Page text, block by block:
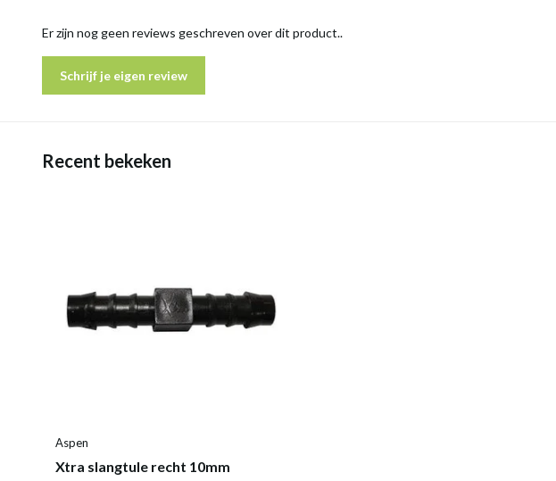
Er zijn nog geen reviews geschreven over dit product..
Schrijf je eigen review
Recent bekeken
Aspen
Xtra slangtule recht 10mm